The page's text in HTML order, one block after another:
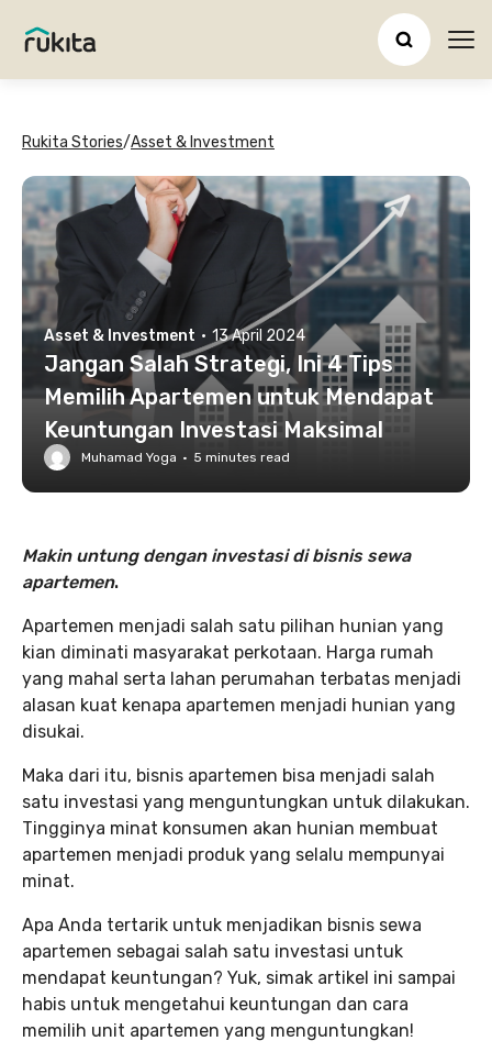
Rukita Stories/Asset & Investment
Asset & Investment · 13 April 2024
Jangan Salah Strategi, Ini 4 Tips
Memilih Apartemen untuk Mendapat
Keuntungan Investasi Maksimal
Muhamad Yoga · 5 minutes read
Makin untung dengan investasi di bisnis sewa
apartemen.
Apartemen menjadi salah satu pilihan hunian yang
kian diminati masyarakat perkotaan. Harga rumah
yang mahal serta lahan perumahan terbatas menjadi
alasan kuat kenapa apartemen menjadi hunian yang
disukai.
Maka dari itu, bisnis apartemen bisa menjadi salah
satu investasi yang menguntungkan untuk dilakukan.
Tingginya minat konsumen akan hunian membuat
apartemen menjadi produk yang selalu mempunyai
minat.
Apa Anda tertarik untuk menjadikan bisnis sewa
apartemen sebagai salah satu investasi untuk
mendapat keuntungan? Yuk, simak artikel ini sampai
habis untuk mengetahui keuntungan dan cara
memilih unit apartemen yang menguntungkan!